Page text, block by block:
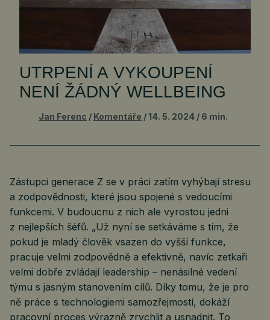
UTRPENÍ A VYKOUPENÍ
NENÍ ŽÁDNÝ WELLBEING
Jan Ferenc Komentáře 14. 5. 2024 6 min.
Zástupci generace Z se v práci zatím vyhýbají stresu
a zodpovědnosti, které jsou spojené s vedoucími
funkcemi. V budoucnu z nich ale vyrostou jedni
z nejlepších šéfů. „Už nyní se setkáváme s tím, že
pokud je mladý člověk vsazen do vyšší funkce,
pracuje velmi zodpovědně a efektivně, navíc zetkaři
velmi dobře zvládají leadership – nenásilné vedení
týmu s jasným stanovením cílů. Díky tomu, že je pro
ně práce s technologiemi samozřejmostí, dokáží
pracovní proces výrazně zrychlit a usnadnit. To